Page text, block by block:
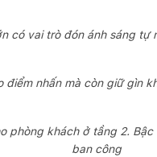
có vai trò đón ánh sáng tự
điểm nhấn mà còn giữ gìn
phòng khách ở tầng 2.
ban công